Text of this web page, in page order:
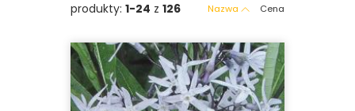
produkty: 1-24 z 126 Nazwa Cena